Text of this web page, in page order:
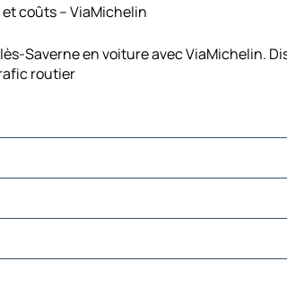
coûts – ViaMichelin
Saverne en voiture avec ViaMichelin.
routier